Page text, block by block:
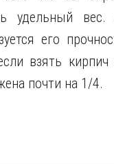
удельный
его
взять
почти на 1/4.